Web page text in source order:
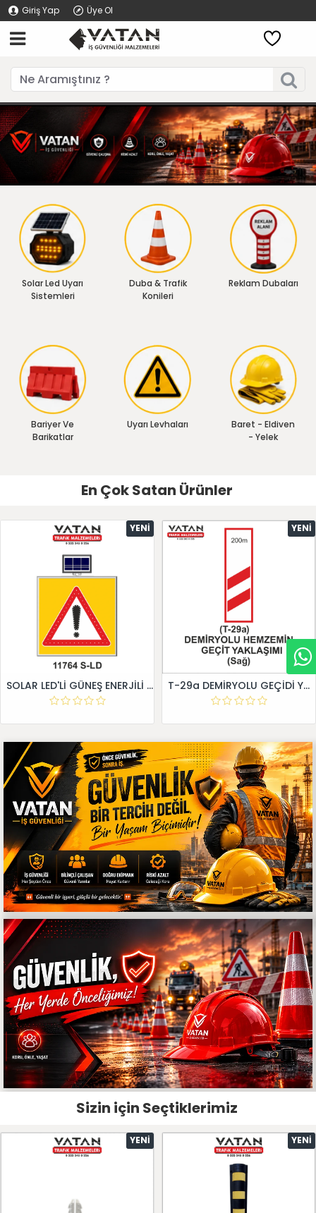
Giriş Yap Üye Ol
Solar Led Uyarı
Sistemleri
Duba & Trafik
Konileri
Reklam Dubaları
Bariyer Ve
Barikatlar
Uyarı Levhaları
Baret - Eldiven
- Yelek
En Çok Satan Ürünler
YENI
SOLAR LED'Lİ GÜNEŞ ENERJİLİ LEVHA
YENI
T-29a DEMİRYOLU GEÇİDİ YAKLAŞIM LEVHALARI (Sağ)
Sizin için Seçtiklerimiz
YENI YENI